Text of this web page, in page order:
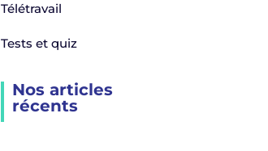
Télétravail
Tests et quiz
Nos articles
récents